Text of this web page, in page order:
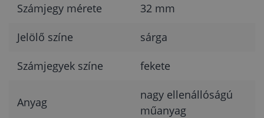
Számjegy mérete 32 mm
Jelölő színe sárga
Számjegyek színe fekete
Anyag
nagy ellenállóságú
műanyag